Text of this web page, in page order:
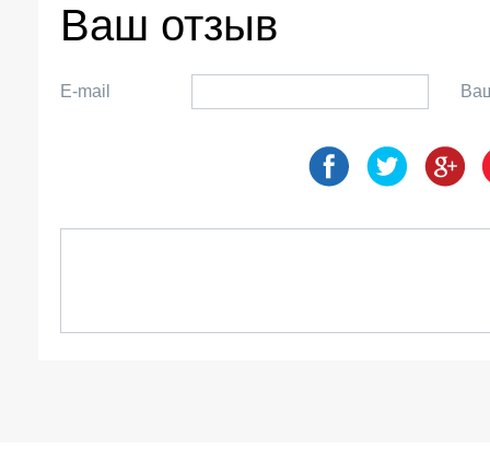
Ваш отзыв
E-mail